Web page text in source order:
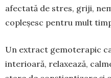
afectată de stres, griji,
copleșesc pentru mult
Un extract gemoterapic
interioară, relaxează,